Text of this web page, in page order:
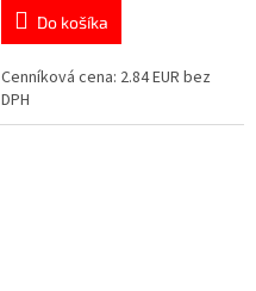
Do košíka
Cenníková cena: 2.84 EUR bez
DPH